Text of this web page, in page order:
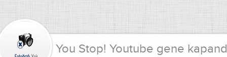
You Stop! Youtube gene